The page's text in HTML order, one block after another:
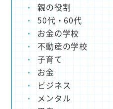
親の役割
50代・60代
お金の学校
不動産の学校
子育て
お金
ビジネス
メンタル